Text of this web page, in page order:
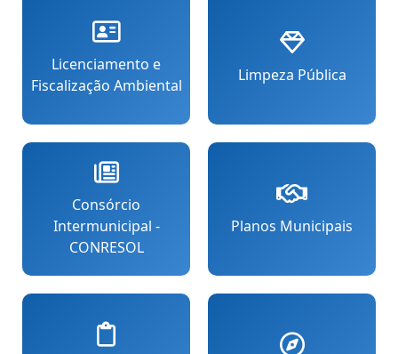
Licenciamento e
Fiscalização Ambiental
Limpeza Pública
Consórcio
Intermunicipal -
CONRESOL
Planos Municipais